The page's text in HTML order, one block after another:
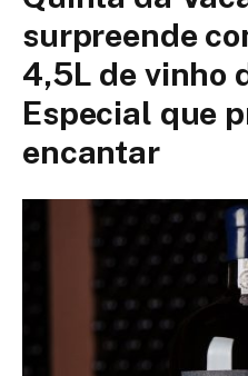
surpreende
4,5L de vinho
Especial que
encantar